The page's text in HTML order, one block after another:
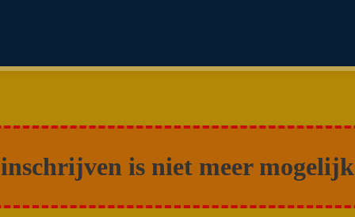
inschrijven is niet meer mogelijk